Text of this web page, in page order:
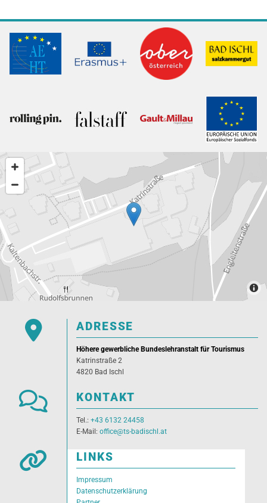
 ADRESSE
Höhere gewerbliche Bundeslehranstalt für Tourismus
Katrinstraße 2
4820 Bad Ischl
 KONTAKT
Tel.: +43 6132 24458
E-Mail: office@ts-badischl.at
 LINKS
Impressum
Datenschutzerklärung